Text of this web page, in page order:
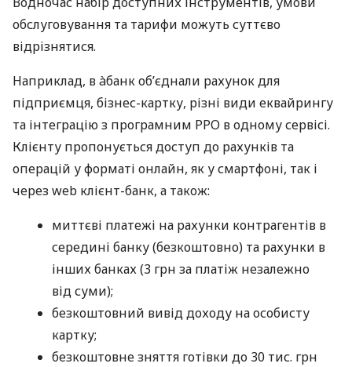
обслуговування та тарифи можуть суттєво
відрізнятися.
Наприклад, в àбанк об’єднали рахунок для
підприємця, бізнес-картку, різні види еквайрингу
та інтеграцію з програмним РРО в одному сервісі.
Клієнту пропонується доступ до рахунків та
операцій у форматі онлайн, як у смартфоні, так і
через web клієнт-банк, а також:
миттєві платежі на рахунки контрагентів в
середині банку (безкоштовно) та рахунки в
інших банках (3 грн за платіж незалежно
від суми);
безкоштовний вивід доходу на особисту
картку;
безкоштовне зняття готівки до 30 тис. грн